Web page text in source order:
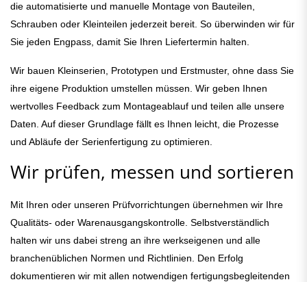
die automatisierte und manuelle Montage von Bauteilen,
Schrauben oder Kleinteilen jederzeit bereit. So überwinden wir für
Sie jeden Engpass, damit Sie Ihren Liefertermin halten.
Wir bauen Kleinserien, Prototypen und Erstmuster, ohne dass Sie
ihre eigene Produktion umstellen müssen. Wir geben Ihnen
wertvolles Feedback zum Montageablauf und teilen alle unsere
Daten. Auf dieser Grundlage fällt es Ihnen leicht, die Prozesse
und Abläufe der Serienfertigung zu optimieren.
Wir prüfen, messen und sortieren
Mit Ihren oder unseren Prüfvorrichtungen übernehmen wir Ihre
Qualitäts- oder Warenausgangskontrolle. Selbstverständlich
halten wir uns dabei streng an ihre werkseigenen und alle
branchenüblichen Normen und Richtlinien. Den Erfolg
dokumentieren wir mit allen notwendigen fertigungsbegleitenden